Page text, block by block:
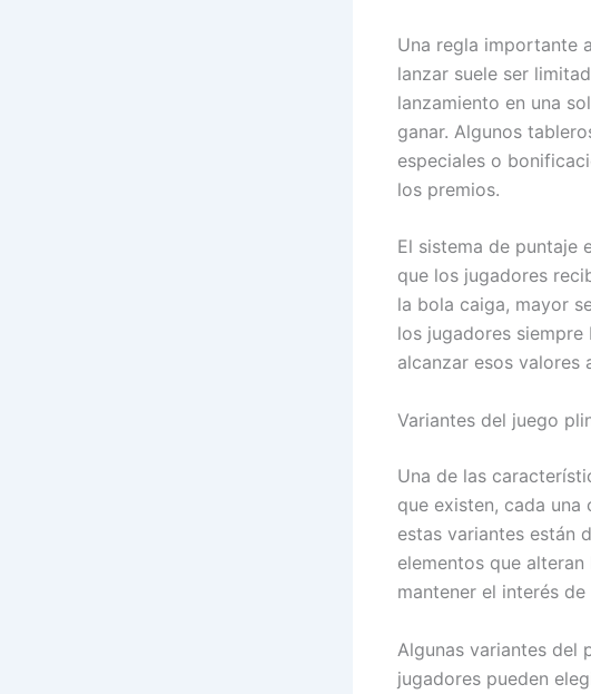
Una regla importante
lanzar suele ser
lanzamiento en una
ganar. Algunos
especiales o
los premios.
El sistema de puntaje
que los jugadores
la bola caiga, mayor
los jugadores
alcanzar esos valores
Variantes del juego
Una de las
que existen, cada
estas variantes están
elementos que
mantener el interés
Algunas variantes del
jugadores pueden